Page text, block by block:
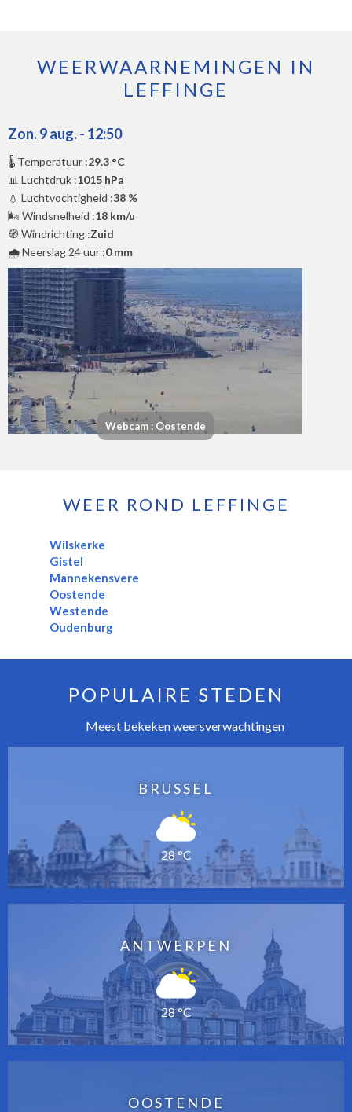
WEERWAARNEMINGEN IN
LEFFINGE
Zon. 9 aug. - 12:50
🌡️ Temperatuur :29.3 °C
📊 Luchtdruk :1015 hPa
💧 Luchtvochtigheid :38 %
🌬️ Windsnelheid :18 km/u
🧭 Windrichting :Zuid
🌧️ Neerslag 24 uur :0 mm
Webcam : Oostende
WEER ROND LEFFINGE
Wilskerke
Gistel
Mannekensvere
Oostende
Westende
Oudenburg
POPULAIRE STEDEN
Meest bekeken weersverwachtingen
BRUSSEL
28 °C
ANTWERPEN
28 °C
OOSTENDE